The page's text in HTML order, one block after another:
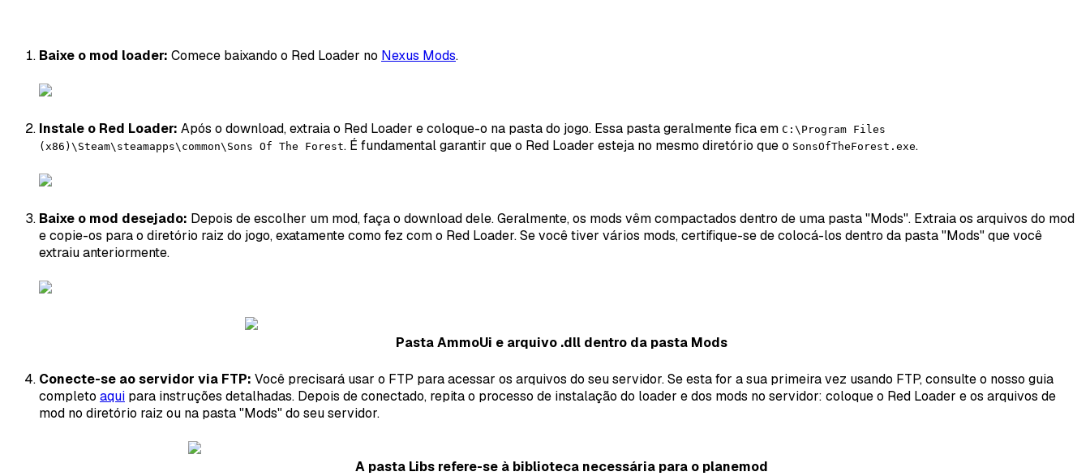
Baixe o mod loader: Comece baixando o Red Loader no Nexus Mods.
Instale o Red Loader: Após o download, extraia o Red Loader e coloque-o na pasta do jogo. Essa pasta geralmente fica em C:\Program Files
(x86)\Steam\steamapps\common\Sons Of The Forest. É fundamental garantir que o Red Loader esteja no mesmo diretório que o SonsOfTheForest.exe.
Baixe o mod desejado: Depois de escolher um mod, faça o download dele. Geralmente, os mods vêm compactados dentro de uma pasta "Mods". Extraia os arquivos do mod
e copie-os para o diretório raiz do jogo, exatamente como fez com o Red Loader. Se você tiver vários mods, certifique-se de colocá-los dentro da pasta "Mods" que você
extraiu anteriormente.
Pasta AmmoUi e arquivo .dll dentro da pasta Mods
Conecte-se ao servidor via FTP: Você precisará usar o FTP para acessar os arquivos do seu servidor. Se esta for a sua primeira vez usando FTP, consulte o nosso guia
completo aqui para instruções detalhadas. Depois de conectado, repita o processo de instalação do loader e dos mods no servidor: coloque o Red Loader e os arquivos de
mod no diretório raiz ou na pasta "Mods" do seu servidor.
A pasta Libs refere-se à biblioteca necessária para o planemod